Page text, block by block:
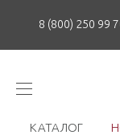
8 (800) 250 99
КАТАЛОГ